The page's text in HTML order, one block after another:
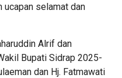
ucapan selamat dan
Alrif dan
Bupati Sidrap 2025-
dan Hj. Fatmawati